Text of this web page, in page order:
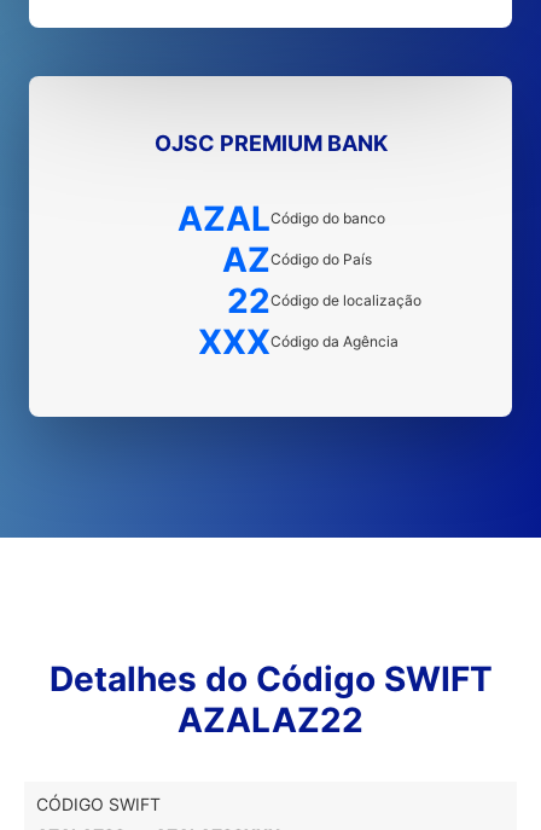
OJSC PREMIUM BANK
AZALCódigo do banco
AZCódigo do País
22Código de localização
XXXCódigo da Agência
Detalhes do Código SWIFT
AZALAZ22
CÓDIGO SWIFT